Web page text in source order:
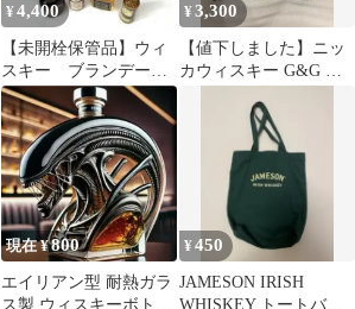
¥ 4,400
【未開栓保管品】ウィ
スキー ブランデー
等 お酒ミニボトル29
本 M80508-1
¥3,300
【値下しました】ニッ
カウィスキー G&G 騎
現在 ¥800
エイリアン型 耐熱ガラ
ス製 ウィスキーボトル
¥450
JAMESON IRISH
WHISKEY トートバッ